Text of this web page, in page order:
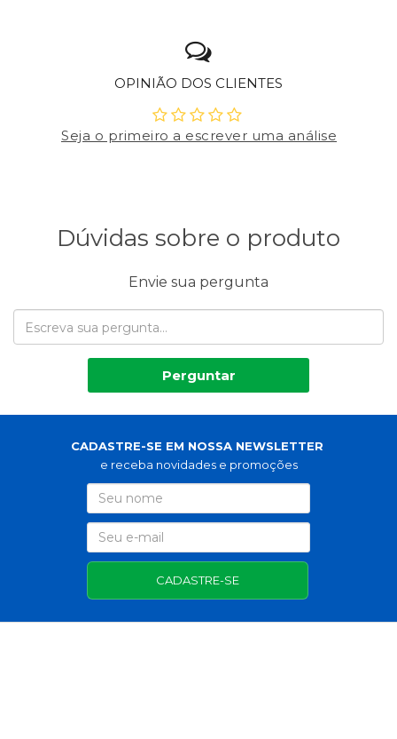
OPINIÃO DOS CLIENTES
Seja o primeiro a escrever uma análise
Dúvidas sobre o produto
Envie sua pergunta
Perguntar
CADASTRE-SE EM NOSSA NEWSLETTER
e receba novidades e promoções
CADASTRE-SE